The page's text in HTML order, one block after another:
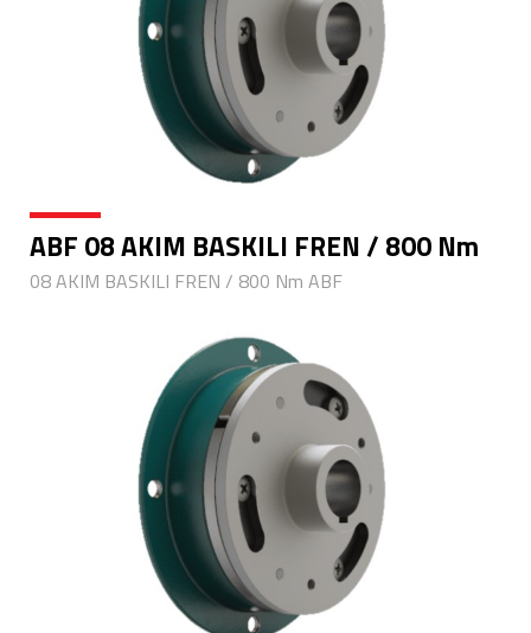
ABF 08 AKIM BASKILI FREN / 800 Nm
08 AKIM BASKILI FREN / 800 Nm ABF